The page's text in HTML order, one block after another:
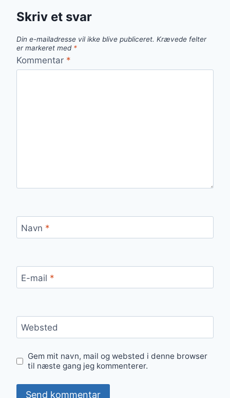
Skriv et svar
Din e-mailadresse vil ikke blive publiceret. Krævede felter
er markeret med *
Kommentar *
Navn *
E-mail *
Websted
Gem mit navn, mail og websted i denne browser
til næste gang jeg kommenterer.